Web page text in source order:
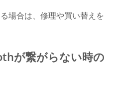
場合は、修理や買い替えを
が繋がらない時の